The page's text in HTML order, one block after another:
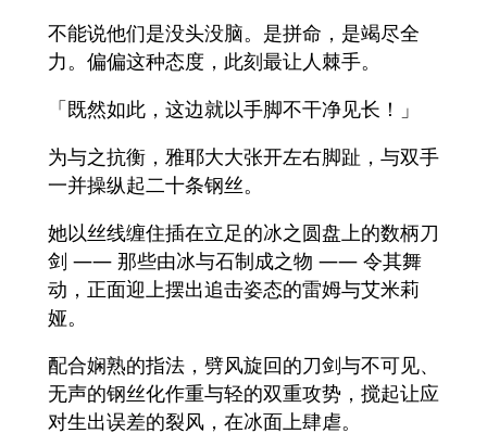
不能说他们是没头没脑。是拼命，是竭尽全
力。偏偏这种态度，此刻最让人棘手。
「既然如此，这边就以手脚不干净见长！」
为与之抗衡，雅耶大大张开左右脚趾，与双手
一并操纵起二十条钢丝。
她以丝线缠住插在立足的冰之圆盘上的数柄刀
剑 —— 那些由冰与石制成之物 —— 令其舞
动，正面迎上摆出追击姿态的雷姆与艾米莉
娅。
配合娴熟的指法，劈风旋回的刀剑与不可见、
无声的钢丝化作重与轻的双重攻势，搅起让应
对生出误差的裂风，在冰面上肆虐。